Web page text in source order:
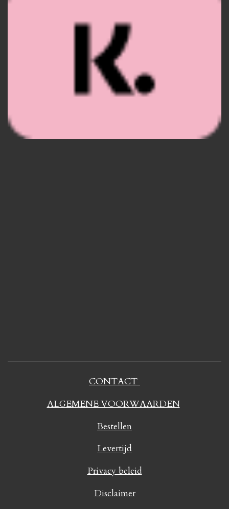
CONTACT
ALGEMENE VOORWAARDEN
Bestellen
Levertijd
Privacy beleid
Disclaimer